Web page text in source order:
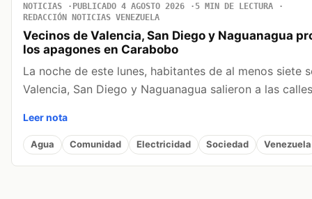
NOTICIAS PUBLICADO 4 AGOSTO 2026
5 MIN DE LECTURA
REDACCIÓN NOTICIAS VENEZUELA
Vecinos de Valencia, San Diego y Naguanagua
los apagones en Carabobo
La noche de este lunes, habitantes de al menos siete
Valencia, San Diego y Naguanagua salieron a las
Leer nota
Agua Comunidad Electricidad Sociedad Venezuela